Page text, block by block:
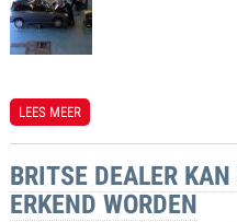
LEES MEER
BRITSE DEALER
ERKEND WORDEN